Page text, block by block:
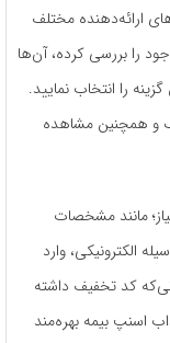
ارائه‌دهنده مختلف
را بررسی کرده، آن‌ها
را انتخاب نمایید.
و همچنین مشاهده
مانند مشخصات
الکترونیکی، وارد
کد تخفیف داشته
اسنپ بیمه بهره‌مند